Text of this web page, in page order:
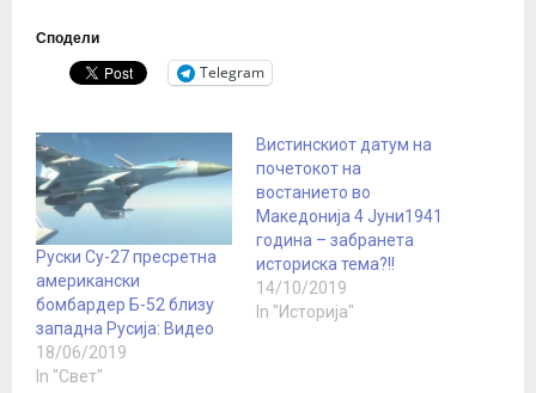
Сподели
Telegram
Руски Су-27 пресретна
американски
бомбардер Б-52 близу
западна Русија: Видео
18/06/2019
In "Свет"
Вистинскиот датум на
почетокот на
востанието во
Македонија 4 Јуни1941
година – забранета
историска тема?!!
14/10/2019
In "Историја"